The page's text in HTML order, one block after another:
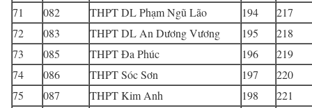
71
082 THPT DL Phạm Ngũ Lão 194
217
72
083 THPT DL An Dương Vương 195
218
73
085 THPT Đa Phúc 196
219
74
086 THPT Sóc Sơn 197
220
75
087 THPT Kim Anh 198
221